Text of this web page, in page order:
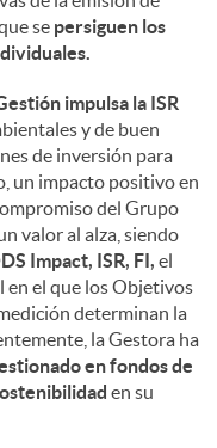
se persiguen los
impulsa la ISR
y de buen
de inversión para
un impacto positivo en
del Grupo
valor al alza, siendo
Impact, ISR, FI, el
en el que los Objetivos
determinan la
la Gestora ha
en fondos de
en su